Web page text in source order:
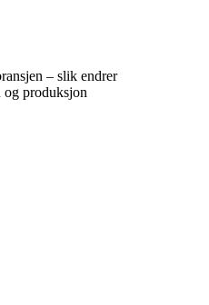
– slik endrer
og produksjon